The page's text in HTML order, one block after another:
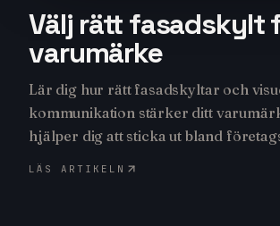
Välj rätt fasadskylt
varumärke
Lär dig hur rätt fasadskyltar och
kommunikation stärker ditt
hjälper dig att sticka ut bland
utomhus.
LÄS ARTIKELN